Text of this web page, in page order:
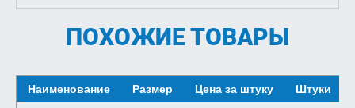
ПОХОЖИЕ ТОВАРЫ
Наименование Размер Цена за штуку Штуки